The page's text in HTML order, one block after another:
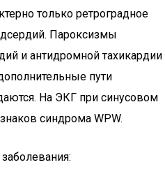
только ретроградное
Пароксизмы
и антидромной тахикардии
пути
На ЭКГ при синусовом
синдрома WPW.